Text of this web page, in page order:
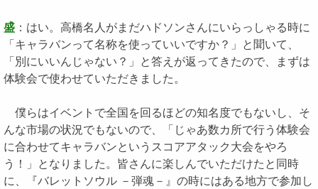
盛 ：はい。高橋名人がまだハドソンさんにいらっしゃる時に
「キャラバンって名称を使っていいですか？」と聞いて、
「別にいいんじゃない？」と答えが返ってきたので、まずは
体験会で使わせていただきました。
僕らはイベントで全国を回るほどの知名度でもないし、そ
んな市場の状況でもないので、「じゃあ数カ所で行う体験会
に合わせてキャラバンというスコアアタック大会をやろ
う！」となりました。皆さんに楽しんでいただけたと同時
に、『バレットソウル －弾魂－』の時にはある地方で参加し